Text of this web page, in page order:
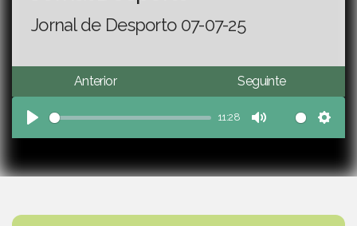
Jornal de Desporto 07-07-25
Anterior Seguinte
Play
11:28
Mute